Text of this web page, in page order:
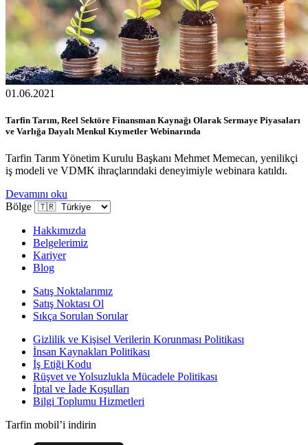
01.06.2021
Tarfin Tarım, Reel Sektöre Finansman Kaynağı Olarak Sermaye Piyasaları
ve Varlığa Dayalı Menkul Kıymetler Webinarında
Tarfin Tarım Yönetim Kurulu Başkanı Mehmet Memecan, yenilikçi
iş modeli ve VDMK ihraçlarındaki deneyimiyle webinara katıldı.
Devamını oku
Bölge
Hakkımızda
Belgelerimiz
Kariyer
Blog
Satış Noktalarımız
Satış Noktası Ol
Sıkça Sorulan Sorular
Gizlilik ve Kişisel Verilerin Korunması Politikası
İnsan Kaynakları Politikası
İş Etiği Kodu
Rüşvet ve Yolsuzlukla Mücadele Politikası
İptal ve İade Koşulları
Bilgi Toplumu Hizmetleri
Tarfin mobil’i indirin